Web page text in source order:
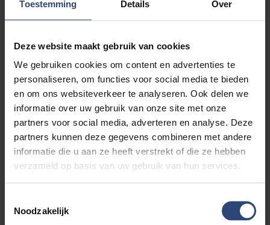
Toestemming Details Over
Deze website maakt gebruik van cookies
We gebruiken cookies om content en advertenties te
personaliseren, om functies voor social media te bieden
en om ons websiteverkeer te analyseren. Ook delen we
informatie over uw gebruik van onze site met onze
partners voor social media, adverteren en analyse. Deze
partners kunnen deze gegevens combineren met andere
informatie die u aan ze heeft verstrekt of die ze hebben
verzameld op basis van uw gebruik van hun services.
Noodzakelijk
fluisterstille brommobiel is ideaal voor kortere ritten en biedt
verrassend veel comfort. Dankzij de eenvoudige
laadpaal nodig. De actieradius is ruim voldoende voor ritten in
Deventer en de directe omgeving.
Omdat elektrisch rijden onderhoudsarm is, profiteert u
bovendien van lage maandlasten. Voor inwoners van Deventer
die bewust kiezen voor duurzaam vervoer, is de elektrische
AIXAM een logische stap.
Auto financieren of leasen in Deventer
mogelijkheden voor financiering en lease. Wij kijken graag